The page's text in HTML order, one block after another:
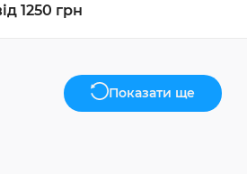
1250 грн
Показати ще